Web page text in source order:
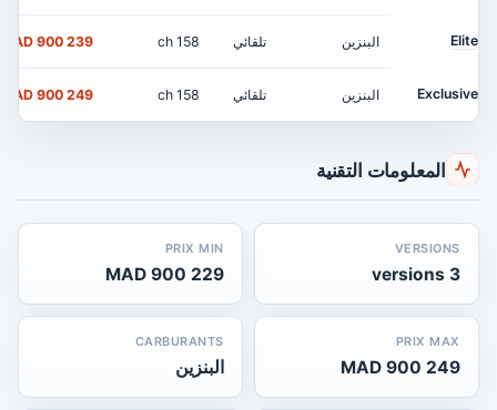
Elite البنزين تلقائي 158 ch
239 900 MAD
Exclusive البنزين تلقائي 158 ch
249 900 MAD
المعلومات التقنية
VERSIONS
3 versions
PRIX MIN
229 900 MAD
PRIX MAX
249 900 MAD
CARBURANTS
البنزين